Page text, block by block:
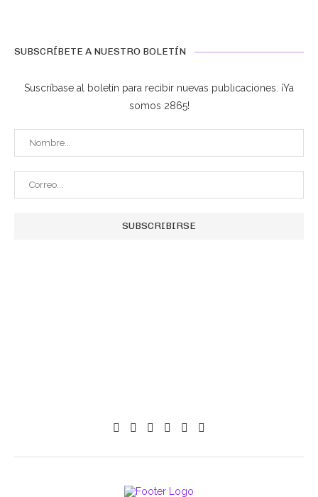
SUBSCRÍBETE A NUESTRO BOLETÍN
Suscríbase al boletín para recibir nuevas publicaciones. ¡Ya
somos 2865!